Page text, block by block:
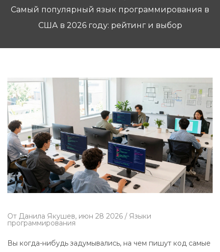
Самый популярный язык программирования в
США в 2026 году: рейтинг и выбор
От Данила Якушев, июн 28 2026 / Языки
программирования
Вы когда-нибудь задумывались, на чем пишут код самые